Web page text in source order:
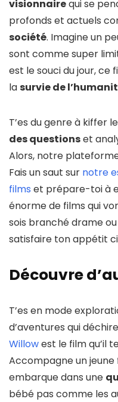
visionnairequi se
profonds et actuels
société. Imagine un
sont comme super
est le souci du jour,
lasurvie de
T’es du genre à kiffer
des questionset
Alors, notre
Fais un saut sur notre
films et prépare-toi à
énorme de films qui
sois branché drame ou
satisfaire ton appétit
Découvre
T’es en mode
d’aventures qui
Willowest le film qu’il
Accompagne un
embarque dans une
bébé pas comme les